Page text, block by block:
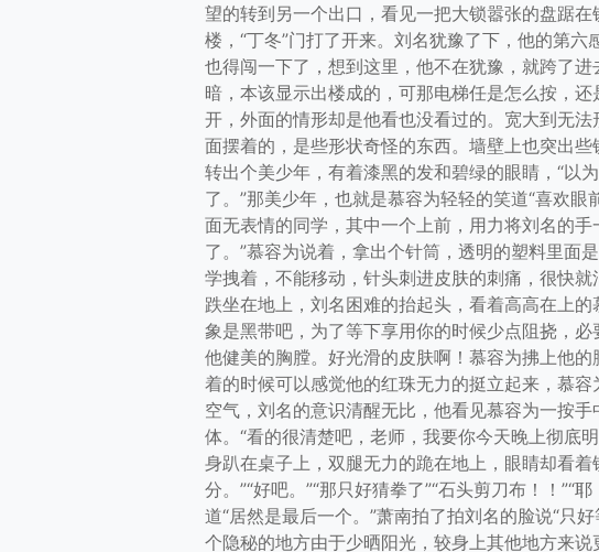
望的转到另一个出口，看见一把大锁嚣张的盘踞
楼，“丁冬”门打了开来。刘名犹豫了下，他的第
也得闯一下了，想到这里，他不在犹豫，就跨了
暗，本该显示出楼成的，可那电梯任是怎么按，
开，外面的情形却是他看也没看过的。宽大到无
面摆着的，是些形状奇怪的东西。墙壁上也突出
转出个美少年，有着漆黑的发和碧绿的眼睛，“以
了。”那美少年，也就是慕容为轻轻的笑道“喜欢
面无表情的同学，其中一个上前，用力将刘名的
了。”慕容为说着，拿出个针筒，透明的塑料里面
学拽着，不能移动，针头刺进皮肤的刺痛，很快
跌坐在地上，刘名困难的抬起头，看着高高在上
象是黑带吧，为了等下享用你的时候少点阻挠，
他健美的胸膛。好光滑的皮肤啊！慕容为拂上他
着的时候可以感觉他的红珠无力的挺立起来，慕
空气，刘名的意识清醒无比，他看见慕容为一按
体。“看的很清楚吧，老师，我要你今天晚上彻底
身趴在桌子上，双腿无力的跪在地上，眼睛却看
分。”“好吧。”“那只好猜拳了”“石头剪刀布！！
道“居然是最后一个。”萧南拍了拍刘名的脸说“只
个隐秘的地方由于少晒阳光，较身上其他地方来